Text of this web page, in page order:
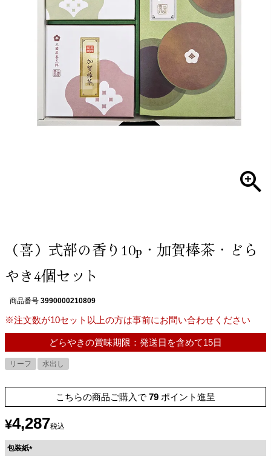
（喜）式部の香り10p・加賀棒茶・どら
やき4個セット
商品番号 3990000210809
※注文数が10セット以上の方は事前にお問い合わせください
どらやきの賞味期限：発送日を含めて15日
リーフ 水出し
こちらの商品ご購入で 79 ポイント進呈
¥4,287税込
包装紙